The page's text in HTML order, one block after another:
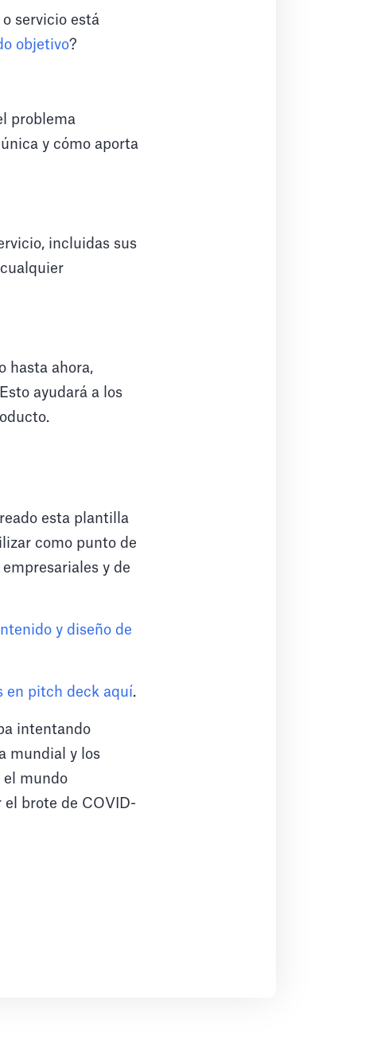
servicio está
objetivo?
problema
y cómo aporta
incluidas sus
hasta ahora,
ayudará a los
esta plantilla
como punto de
y de
y diseño de
en pitch deck aquí.
intentando
mundial y los
el mundo
brote de COVID-